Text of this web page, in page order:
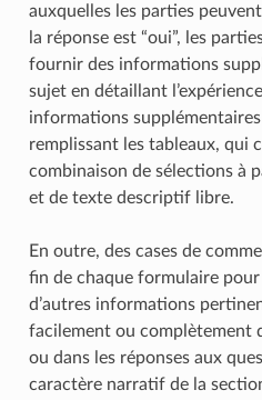
auxquelles les parties
la réponse est “oui”, les
fournir des informations
sujet en détaillant
informations
remplissant les tableaux, qui
combinaison de sélections à
et de texte descriptif libre.
En outre, des cases de
fin de chaque formulaire
d’autres informations
facilement ou complètement
ou dans les réponses aux
caractère narratif de la